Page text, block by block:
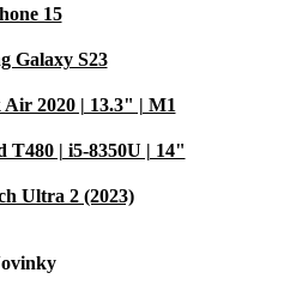
15
Galaxy S23
2020 | 13.3" | M1
T480 | i5-8350U | 14"
Ultra 2 (2023)